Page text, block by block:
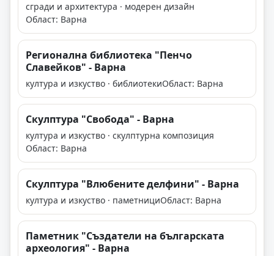
сгради и архитектура · модерен дизайн
Област: Варна
Регионална библиотека "Пенчо
Славейков" - Варна
култура и изкуство · библиотекиОбласт: Варна
Скулптура "Свобода" - Варна
култура и изкуство · скулптурна композиция
Област: Варна
Скулптура "Влюбените делфини" - Варна
култура и изкуство · паметнициОбласт: Варна
Паметник "Създатели на българската
археология" - Варна